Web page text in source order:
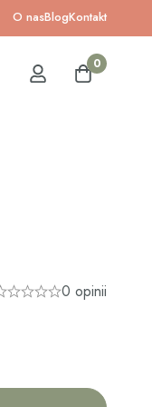
O nasBlogKontakt
0
0 opinii